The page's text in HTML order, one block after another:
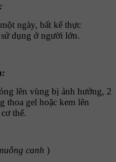
ngày, bất kể thực
dụng ở người lớn.
lên vùng bị ảnh hưởng, 2
thoa gel hoặc kem lên
thể.
canh )